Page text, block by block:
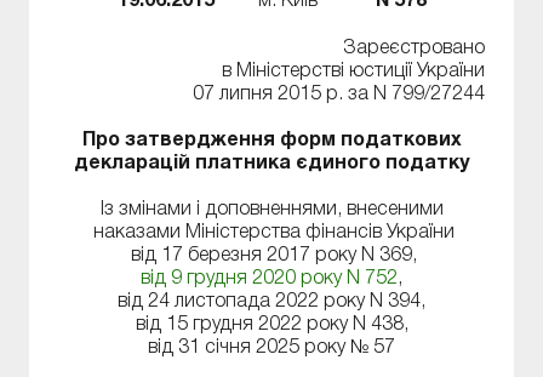
Зареєстровано
в Міністерстві юстиції України
07 липня 2015 р. за N 799/27244
Про затвердження форм податкових
декларацій платника єдиного податку
Із змінами і доповненнями, внесеними
наказами Міністерства фінансів України
від 17 березня 2017 року N 369,
від 9 грудня 2020 року N 752 ,
від 24 листопада 2022 року N 394,
від 15 грудня 2022 року N 438,
від 31 січня 2025 року № 57